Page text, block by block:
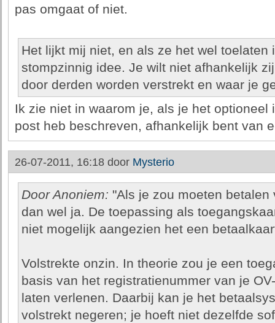
pas omgaat of niet.
Het lijkt mij niet, en als ze het wel toelaten
stompzinnig idee. Je wilt niet afhankelijk
door derden worden verstrekt en waar je
Ik zie niet in waarom je, als je het
post heb beschreven, afhankelijk bent van
26-07-2011, 16:18 door Mysterio
Door Anoniem: "Als je zou moeten
dan wel ja. De toepassing als
niet mogelijk aangezien het een
Volstrekte onzin. In theorie zou je een
basis van het registratienummer van je
laten verlenen. Daarbij kan je het
volstrekt negeren; je hoeft niet dezelfde